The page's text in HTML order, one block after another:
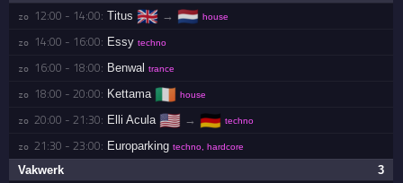
zo 12:00 - 14:00: Titus 🇬🇧 → 🇳🇱 house
zo 14:00 - 16:00: Essy techno
zo 16:00 - 18:00: Benwal trance
zo 18:00 - 20:00: Kettama 🇮🇪 house
zo 20:00 - 21:30: Elli Acula 🇺🇸 → 🇩🇪 techno
zo 21:30 - 23:00: Europarking techno, hardcore
3
Vakwerk